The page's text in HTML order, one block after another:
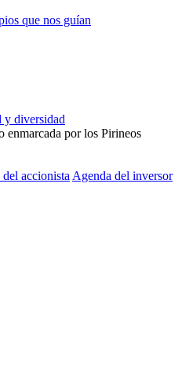
que nos guían
y diversidad
accionista Agenda del inversor